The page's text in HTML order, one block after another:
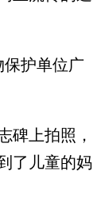
护单位广
上拍照，
了儿童的妈